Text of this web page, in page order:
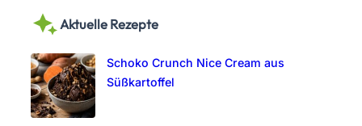
r
h
Aktuelle Rezepte
Schoko Crunch Nice Cream aus
Süßkartoffel